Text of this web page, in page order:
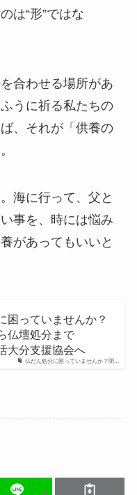
は“形”ではな
合わせる場所があ
うに祈る私たちの
、それが「供養の
海に行って、父と
事を、時には悩み
があってもいいと
仏だん処分に困っていませんか？閉...
困っていませんか？​
仏壇処分まで​
大分支援協会へ